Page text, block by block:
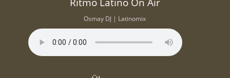
Osmay DJ | Latinomix